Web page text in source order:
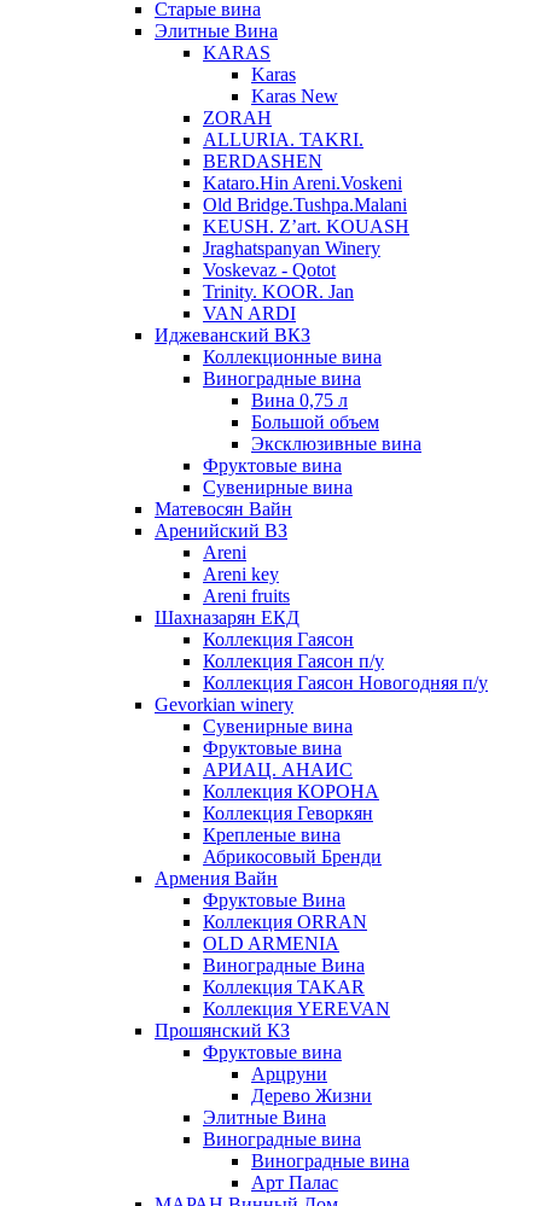
Старые вина
Элитные Вина
KARAS
Karas
Karas New
ZORAH
ALLURIA. TAKRI.
BERDASHEN
Kataro.Hin Areni.Voskeni
Old Bridge.Tushpa.Malani
KEUSH. Z’art. KOUASH
Jraghatspanyan Winery
Voskevaz - Qotot
Trinity. KOOR. Jan
VAN ARDI
Иджеванский ВКЗ
Коллекционные вина
Виноградные вина
Вина 0,75 л
Большой объем
Эксклюзивные вина
Фруктовые вина
Cувенирные вина
Матевосян Вайн
Аренийский ВЗ
Areni
Areni key
Areni fruits
Шахназарян ЕКД
Коллекция Гаясон
Коллекция Гаясон п/у
Коллекция Гаясон Новогодняя п/у
Gevorkian winery
Сувенирные вина
Фруктовые вина
АРИАЦ. АНАИС
Коллекция КОРОНА
Коллекция Геворкян
Крепленые вина
Абрикосовый Бренди
Армения Вайн
Фруктовые Вина
Коллекция ORRAN
OLD ARMENIA
Виноградные Вина
Коллекция TAKAR
Коллекция YEREVAN
Прошянский КЗ
Фруктовые вина
Арцруни
Дерево Жизни
Элитные Вина
Виноградные вина
Виноградные вина
Арт Палас